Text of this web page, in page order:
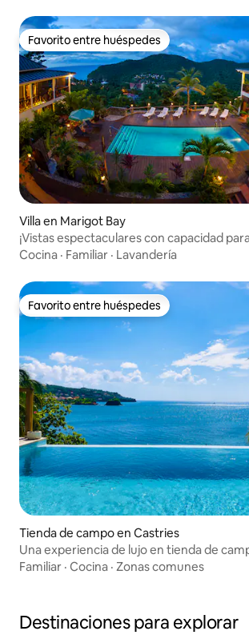
Favorito entre huéspedes
Favorito entre huéspedes
Villa en Marigot Bay
¡Vistas espectaculares con capacidad
Cocina · Familiar · Lavandería
Favorito entre huéspedes
Favorito entre huéspedes
Tienda de campo en Castries
Una experiencia de lujo en tienda de
piscina
Familiar · Cocina · Zonas comunes
Destinaciones para explorar